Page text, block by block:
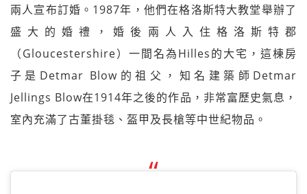
兩人宣布訂婚。1987年，他們在格洛斯特大教堂舉辦了
盛大的婚禮，婚後兩人入住格洛斯特郡
（Gloucestershire）一間名為Hilles的大宅，這棟房
子是Detmar Blow的祖父，知名建築師Detmar
Jellings Blow在1914年之後的作品，非常富歷史氣息，
室內充滿了古董掛毯、盔甲及長槍等中世紀物品。